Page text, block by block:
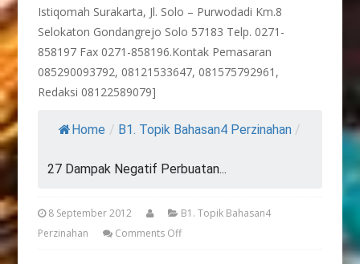
Istiqomah Surakarta, Jl. Solo – Purwodadi Km.8
Selokaton Gondangrejo Solo 57183 Telp. 0271-
858197 Fax 0271-858196.Kontak Pemasaran
085290093792, 08121533647, 081575792961,
Redaksi 08122589079]
Home / B1. Topik Bahasan4 Perzinahan /
27 Dampak Negatif Perbuatan...
8 September 2012
B1. Topik Bahasan4
Perzinahan
Comments Off